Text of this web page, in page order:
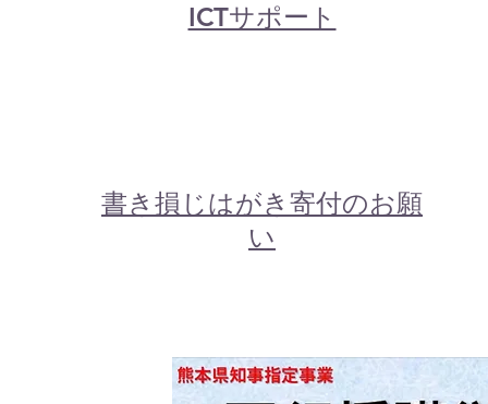
​ICTサポート
​書き損じはがき寄付のお願
い